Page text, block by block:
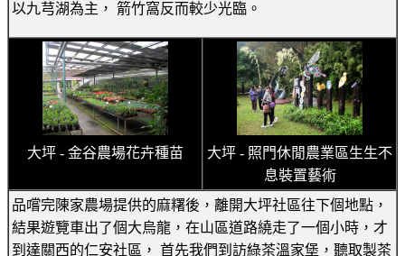
以九芎湖為主， 箭竹窩反而較少光臨。
大坪 - 金谷農場花卉種苗
大坪 - 照門休閒農業區生生不
息裝置藝術
品嚐完陳家農場提供的麻糬後，離開大坪社區往下個地點，
結果遊覽車出了個大烏龍，在山區道路繞走了一個小時，才
到達關西的仁安社區， 首先我們到訪綠茶溫家堡，聽取製茶